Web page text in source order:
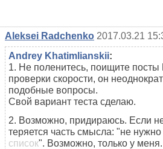
Aleksei Radchenko 2017.03.21
Andrey Khatimlianskii:
1. Не поленитесь, поищите посты
проверки скорости, он
подобные вопросы.
Свой вариант теста сделаю.
2. Возможно, придираюсь. Если
теряется часть смысла: "не
список". Возможно, только у меня.